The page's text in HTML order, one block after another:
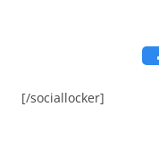
[/sociallocker]